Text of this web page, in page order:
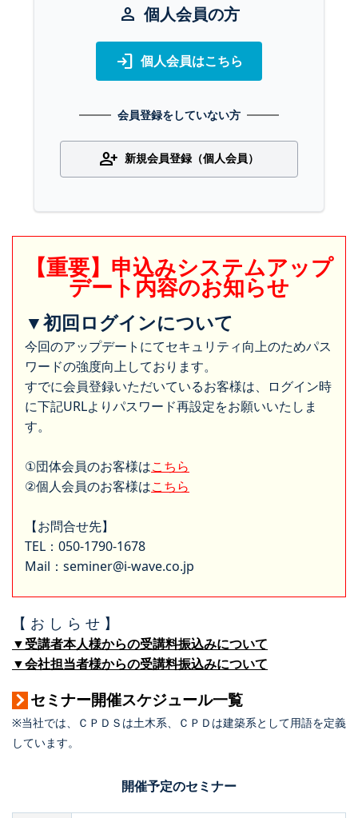
person 個人会員の方
login 個人会員はこちら
会員登録をしていない方
person_add 新規会員登録（個人会員）
【重要】申込みシステムアップ
デート内容のお知らせ
▼初回ログインについて
今回のアップデートにてセキュリティ向上のためパス
ワードの強度向上しております。
すでに会員登録いただいているお客様は、ログイン時
に下記URLよりパスワード再設定をお願いいたしま
す。
①団体会員のお客様はこちら
②個人会員のお客様はこちら
【お問合せ先】
TEL：050-1790-1678
Mail：seminer@i-wave.co.jp
【 お し ら せ 】
▼受講者本人様からの受講料振込みについて
▼会社担当者様からの受講料振込みについて
セミナー開催スケジュール一覧
※当社では、ＣＰＤＳは土木系、ＣＰＤは建築系として用語を定義
しています。
開催予定のセミナー